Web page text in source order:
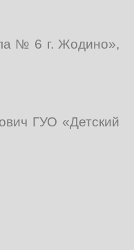
№ 6 г. Жодино»,
ГУО «Детский